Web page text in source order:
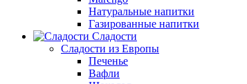
Натуральные напитки
Газированные напитки
Сладости
Сладости из Европы
Печенье
Вафли